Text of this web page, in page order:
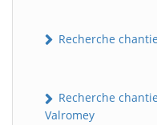
Recherche
Recherche
Valromey